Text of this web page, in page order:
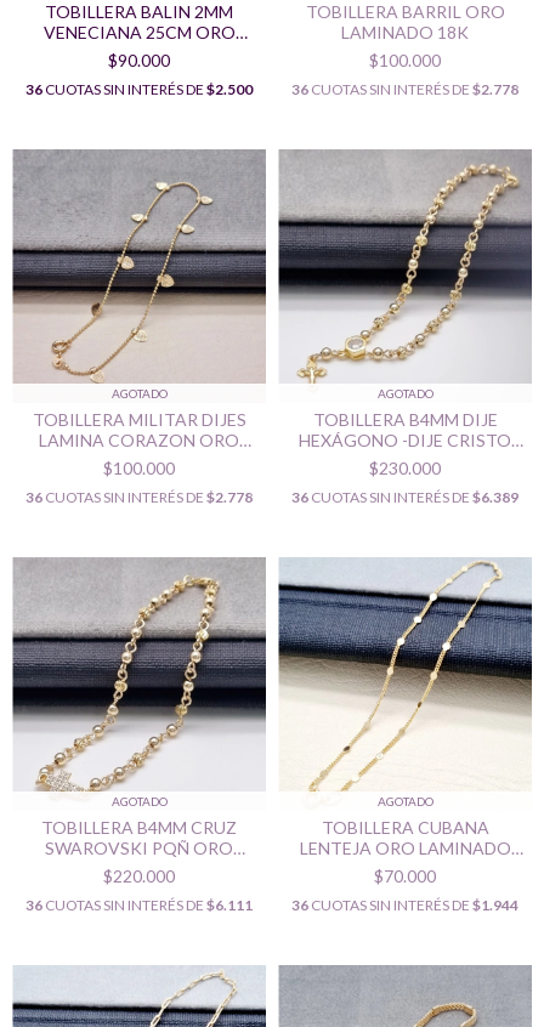
TOBILLERA BALIN 2MM
VENECIANA 25CM ORO
LAMINADO 18K
$90.000
36CUOTAS SIN INTERÉS DE $2.500
TOBILLERA BARRIL ORO
LAMINADO 18K
$100.000
36 CUOTAS SIN INTERÉS DE $2.778
AGOTADO
TOBILLERA MILITAR DIJES
LAMINA CORAZON ORO
LAMINADO 18K
$100.000
36 CUOTAS SIN INTERÉS DE $2.778
AGOTADO
TOBILLERA B4MM DIJE
HEXÁGONO -DIJE CRISTO
PQÑ ORO LAMINADO 18K
$230.000
36 CUOTAS SIN INTERÉS DE $6.389
AGOTADO
TOBILLERA B4MM CRUZ
SWAROVSKI PQÑ ORO
LAMINADO 18K
$220.000
36 CUOTAS SIN INTERÉS DE $6.111
AGOTADO
TOBILLERA CUBANA
LENTEJA ORO LAMINADO
18K
$70.000
36 CUOTAS SIN INTERÉS DE $1.944